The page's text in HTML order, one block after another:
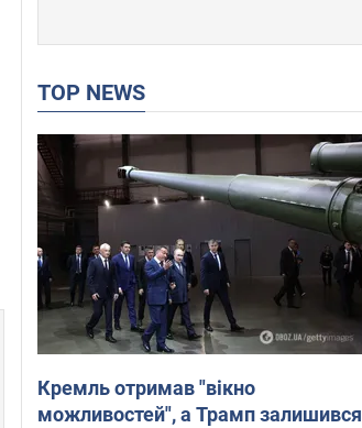
TOP NEWS
Кремль отримав "вікно
можливостей", а Трамп залишився